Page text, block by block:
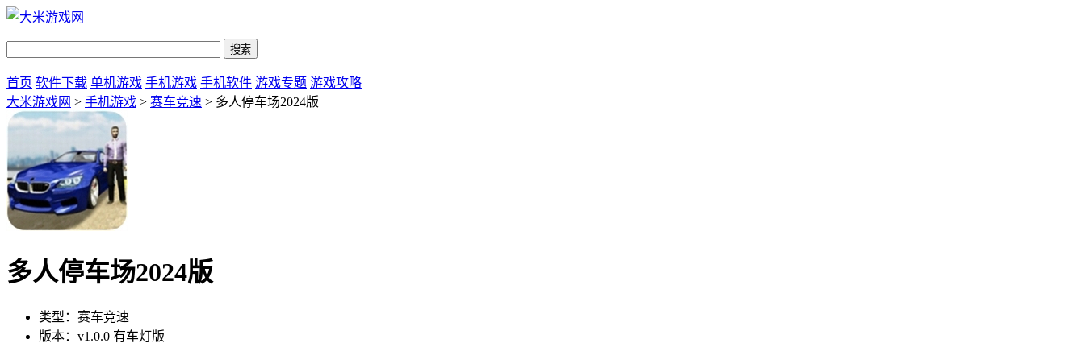
首页 软件下载 单机游戏 手机游戏 手机软件 游戏专题 游戏攻略
大米游戏网 > 手机游戏 > 赛车竞速 > 多人停车场2024版
多人停车场2024版
类型： 赛车竞速
版本： v1.0.0 有车灯版